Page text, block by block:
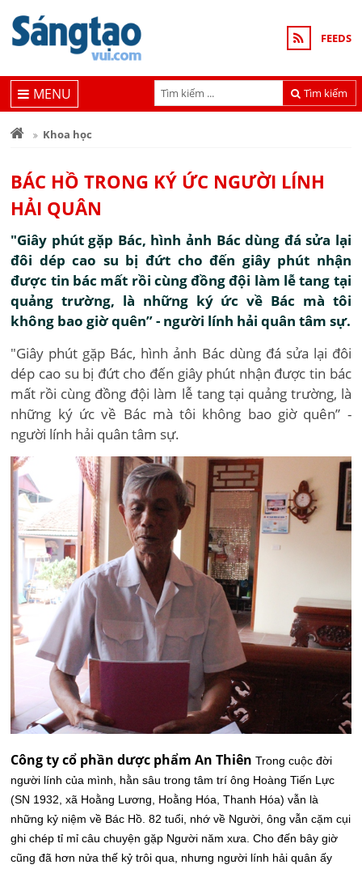
FEEDS
Tìm kiếm
MENU
Khoa học
BÁC HỒ TRONG KÝ ỨC NGƯỜI LÍNH
HẢI QUÂN
"Giây phút gặp Bác, hình ảnh Bác dùng đá sửa lại
đôi dép cao su bị đứt cho đến giây phút nhận
được tin bác mất rồi cùng đồng đội làm lễ tang tại
quảng trường, là những ký ức về Bác mà tôi
không bao giờ quên” - người lính hải quân tâm sự.
"Giây phút gặp Bác, hình ảnh Bác dùng đá sửa lại đôi
dép cao su bị đứt cho đến giây phút nhận được tin bác
mất rồi cùng đồng đội làm lễ tang tại quảng trường, là
những ký ức về Bác mà tôi không bao giờ quên” -
người lính hải quân tâm sự.
Công ty cổ phần dược phẩm An Thiên Trong cuộc đời
người lính của mình, hằn sâu trong tâm trí ông Hoàng Tiến Lực
(SN 1932, xã Hoằng Lương, Hoằng Hóa, Thanh Hóa) vẫn là
những kỷ niệm về Bác Hồ. 82 tuổi, nhớ về Người, ông vẫn cặm cụi
ghi chép tỉ mỉ câu chuyện gặp Người năm xưa. Cho đến bây giờ
cũng đã hơn nửa thế kỷ trôi qua, nhưng người lính hải quân ấy